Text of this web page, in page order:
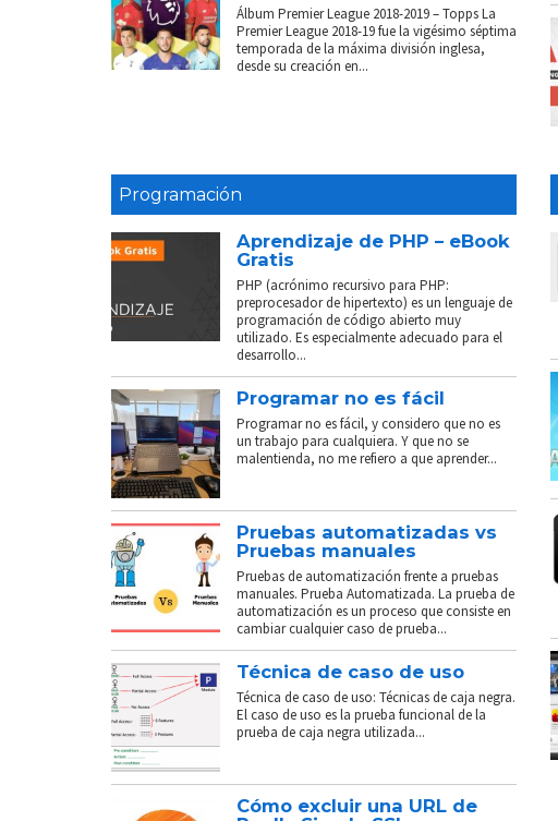
Álbum Premier League 2018-2019 – Topps La
Premier League 2018-19 fue la vigésimo séptima
temporada de la máxima división inglesa,
desde su creación en...
Programación
Aprendizaje de PHP – eBook
Gratis
PHP (acrónimo recursivo para PHP:
preprocesador de hipertexto) es un lenguaje de
programación de código abierto muy
utilizado. Es especialmente adecuado para el
desarrollo...
Programar no es fácil
Programar no es fácil, y considero que no es
un trabajo para cualquiera. Y que no se
malentienda, no me refiero a que aprender...
Pruebas automatizadas vs
Pruebas manuales
Pruebas de automatización frente a pruebas
manuales. Prueba Automatizada. La prueba de
automatización es un proceso que consiste en
cambiar cualquier caso de prueba...
Técnica de caso de uso
Técnica de caso de uso: Técnicas de caja negra.
El caso de uso es la prueba funcional de la
prueba de caja negra utilizada...
Cómo excluir una URL de